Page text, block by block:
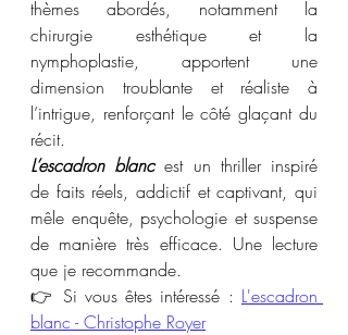
thèmes abordés, notamment la
chirurgie esthétique et la
nymphoplastie, apportent une
dimension troublante et réaliste à
l’intrigue, renforçant le côté glaçant du
récit.
L’escadron blanc est un thriller inspiré
de faits réels, addictif et captivant, qui
mêle enquête, psychologie et suspense
de manière très efficace. Une lecture
que je recommande.
👉 Si vous êtes intéressé : L'escadron
blanc - Christophe Royer